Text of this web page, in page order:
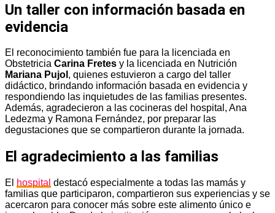
Un taller con información basada en
evidencia
El reconocimiento también fue para la licenciada en
Obstetricia Carina Fretes y la licenciada en Nutrición
Mariana Pujol , quienes estuvieron a cargo del taller
didáctico, brindando información basada en evidencia y
respondiendo las inquietudes de las familias presentes.
Además, agradecieron a las cocineras del hospital, Ana
Ledezma y Ramona Fernández, por preparar las
degustaciones que se compartieron durante la jornada.
El agradecimiento a las familias
El hospital destacó especialmente a todas las mamás y
familias que participaron, compartieron sus experiencias y se
acercaron para conocer más sobre este alimento único e